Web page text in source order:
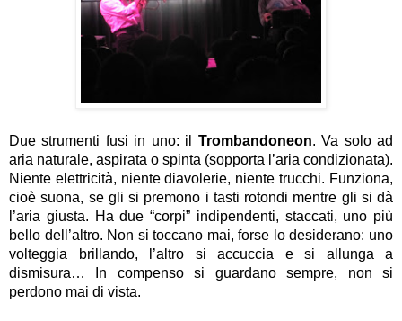
Due strumenti fusi in uno: il Trombandoneon. Va solo ad
aria naturale, aspirata o spinta (sopporta l’aria condizionata).
Niente elettricità, niente diavolerie, niente trucchi. Funziona,
cioè suona, se gli si premono i tasti rotondi mentre gli si dà
l’aria giusta. Ha due “corpi” indipendenti, staccati, uno più
bello dell’altro. Non si toccano mai, forse lo desiderano: uno
volteggia brillando, l’altro si accuccia e si allunga a
dismisura… In compenso si guardano sempre, non si
perdono mai di vista.